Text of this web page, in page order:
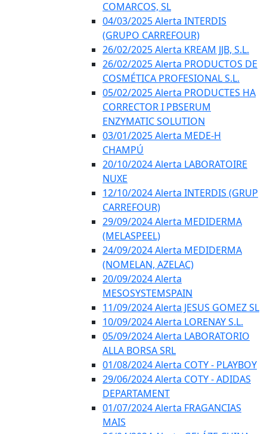
COMARCOS, SL
04/03/2025 Alerta INTERDIS
(GRUPO CARREFOUR)
26/02/2025 Alerta KREAM JJB, S.L.
26/02/2025 Alerta PRODUCTOS DE
COSMÉTICA PROFESIONAL S.L.
05/02/2025 Alerta PRODUCTES HA
CORRECTOR I PBSERUM
ENZYMATIC SOLUTION
03/01/2025 Alerta MEDE-H
CHAMPÚ
20/10/2024 Alerta LABORATOIRE
NUXE
12/10/2024 Alerta INTERDIS (GRUP
CARREFOUR)
29/09/2024 Alerta MEDIDERMA
(MELASPEEL)
24/09/2024 Alerta MEDIDERMA
(NOMELAN, AZELAC)
20/09/2024 Alerta
MESOSYSTEMSPAIN
11/09/2024 Alerta JESUS GOMEZ SL
10/09/2024 Alerta LORENAY S.L.
05/09/2024 Alerta LABORATORIO
ALLA BORSA SRL
01/08/2024 Alerta COTY - PLAYBOY
29/06/2024 Alerta COTY - ADIDAS
DEPARTAMENT
01/07/2024 Alerta FRAGANCIAS
MAIS